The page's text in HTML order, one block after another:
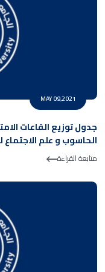
MAY 09,2021
جدول توزيع القاعات
الحاسوب و علم الاجتماع ليوم الأحد الموافق لـ 09-05-2021
متابعة القراءة